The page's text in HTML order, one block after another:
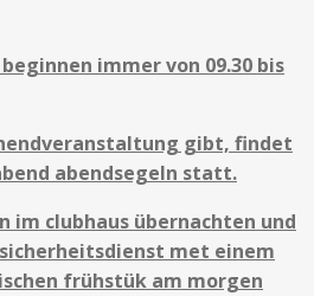
immer von 09.30 bis
gibt, findet
abendsegeln statt.
im clubhaus übernachten und
met einem
frühstük am morgen